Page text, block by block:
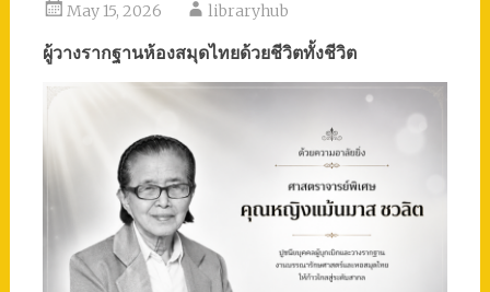
May 15, 2026 libraryhub
ผู้วางรากฐานห้องสมุดไทยด้วยชีวิตทั้งชีวิต